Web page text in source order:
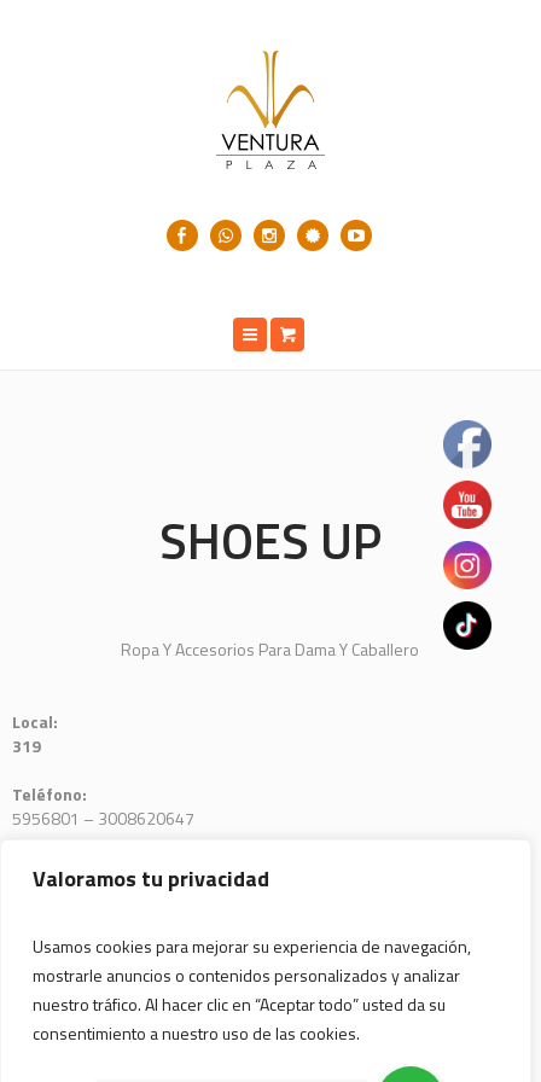
Valoramos tu privacidad
Usamos cookies para mejorar su experiencia de navegación,
mostrarle anuncios o contenidos personalizados y analizar
nuestro tráfico. Al hacer clic en “Aceptar todo” usted da su
consentimiento a nuestro uso de las cookies.
SHOES UP
Ropa Y Accesorios Para Dama Y Caballero
Local:
319
Teléfono:
5956801 – 3008620647
E-mail:
SHOESUP.COM.CO